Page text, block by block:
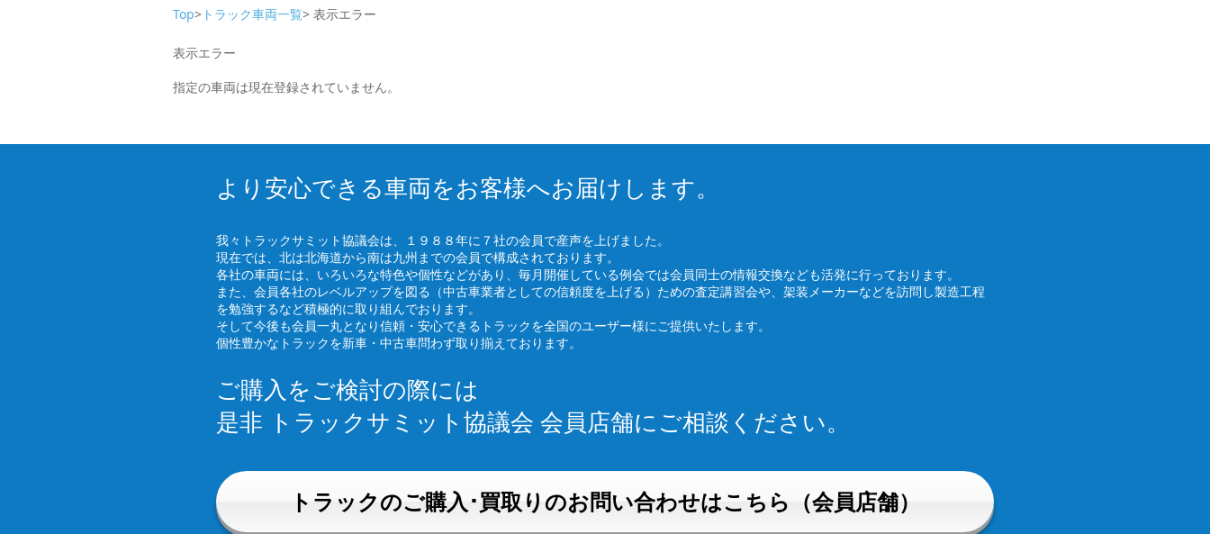
Top> トラック車両一覧> 表示エラー
表示エラー
指定の車両は現在登録されていません。
より安心できる車両をお客様へお届けします。
我々トラックサミット協議会は、１９８８年に７社の会員で産声を上げました。
現在では、北は北海道から南は九州までの会員で構成されております。
各社の車両には、いろいろな特色や個性などがあり、毎月開催している例会では会員同士の情報交換なども活発に行っております。
また、会員各社のレベルアップを図る（中古車業者としての信頼度を上げる）ための査定講習会や、架装メーカーなどを訪問し製造工程
を勉強するなど積極的に取り組んでおります。
そして今後も会員一丸となり信頼・安心できるトラックを全国のユーザー様にご提供いたします。
個性豊かなトラックを新車・中古車問わず取り揃えております。
ご購入をご検討の際には
是非 トラックサミット協議会 会員店舗にご相談ください。
トラックのご購入･買取りのお問い合わせはこちら（会員店舗）